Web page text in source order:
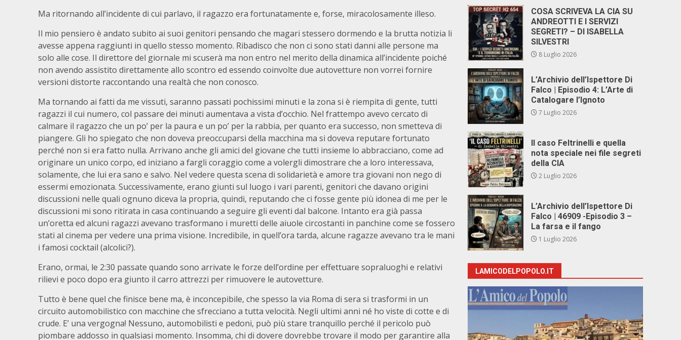
Ma ritornando all’incidente di cui parlavo, il ragazzo era fortunatamente e, forse, miracolosamente illeso.
Il mio pensiero è andato subito ai suoi genitori pensando che magari stessero dormendo e la brutta notizia li
avesse appena raggiunti in quello stesso momento. Ribadisco che non ci sono stati danni alle persone ma
solo alle cose. Il direttore del giornale mi scuserà ma non entro nel merito della dinamica all’incidente poiché
non avendo assistito direttamente allo scontro ed essendo coinvolte due autovetture non vorrei fornire
versioni distorte raccontando una realtà che non conosco.
Ma tornando ai fatti da me vissuti, saranno passati pochissimi minuti e la zona si è riempita di gente, tutti
ragazzi il cui numero, col passare dei minuti aumentava a vista d’occhio. Nel frattempo avevo cercato di
calmare il ragazzo che un po’ per la paura e un po’ per la rabbia, per quanto era successo, non smetteva di
piangere. Gli ho spiegato che non doveva preoccuparsi della macchina ma si doveva reputare fortunato
perché non si era fatto nulla. Arrivano anche gli amici del giovane che tutti insieme lo abbracciano, come ad
originare un unico corpo, ed iniziano a fargli coraggio come a volergli dimostrare che a loro interessava,
solamente, che lui era sano e salvo. Nel vedere questa scena di solidarietà e amore tra giovani non nego di
essermi emozionata. Successivamente, erano giunti sul luogo i vari parenti, genitori che davano origini
discussioni nelle quali ognuno diceva la propria, quindi, reputando che ci fosse gente più idonea di me per le
discussioni mi sono ritirata in casa continuando a seguire gli eventi dal balcone. Intanto era già passa
un’oretta ed alcuni ragazzi avevano trasformano i muretti delle aiuole circostanti in panchine come se fossero
stati al cinema per vedere una prima visione. Incredibile, in quell’ora tarda, alcune ragazze avevano tra le mani
i famosi cocktail (alcolici?).
Erano, ormai, le 2:30 passate quando sono arrivate le forze dell’ordine per effettuare sopraluoghi e relativi
rilievi e poco dopo era giunto il carro attrezzi per rimuovere le autovetture.
Tutto è bene quel che finisce bene ma, è inconcepibile, che spesso la via Roma di sera si trasformi in un
circuito automobilistico con macchine che sfrecciano a tutta velocità. Negli ultimi anni né ho viste di cotte e di
crude. E’ una vergogna! Nessuno, automobilisti e pedoni, può più stare tranquillo perché il pericolo può
piombare addosso in qualsiasi momento. Insomma, chi di dovere dovrebbe trovare il modo per garantire alla
COSA SCRIVEVA LA CIA SU
ANDREOTTI E I SERVIZI
SEGRETI? – DI ISABELLA
SILVESTRI
8 Luglio 2026
L’Archivio dell’Ispettore Di
Falco | Episodio 4: L’Arte di
Catalogare l’Ignoto
7 Luglio 2026
Il caso Feltrinelli e quella
nota speciale nei file segreti
della CIA
2 Luglio 2026
L’Archivio dell’Ispettore Di
Falco | 46909 -Episodio 3 –
La farsa e il fango
1 Luglio 2026
LAMICODELPOPOLO.IT